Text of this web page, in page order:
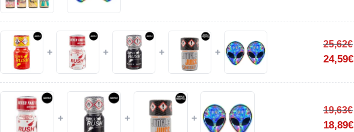
+ + + +
25,62€
24,59€
+ + +
19,63€
18,89€